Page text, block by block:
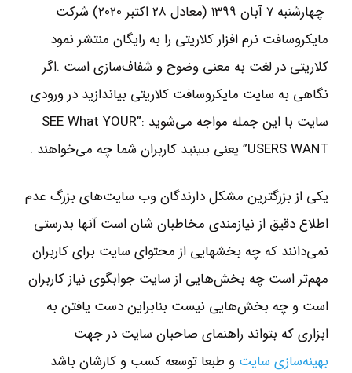
چهارشنبه 7 آبان 1399 (معادل 28 اكتبر 2020) شركت
مايكروسافت نرم افزار كلاريتي را به رايگان منتشر نمود
كلاريتي در لغت به معني وضوح و شفاف‌سازي است .اگر
نگاهي به سايت مايكروسافت كلاريتي بياندازيد در ورودي
سايت با اين جمله مواجه مي‌شويد :”SEE What YOUR
USERS WANT” يعني ببينيد كاربران شما چه مي‌خواهند .
يكي از بزرگترين مشكل دارندگان وب سايت‌هاي بزرگ عدم
اطلاع دقيق از نيازمندي مخاطبان شان است آنها بدرستي
نمي‌دانند كه چه بخشهايي از محتواي سايت براي كاربران
مهم‌تر است چه بخش‌هايي از سايت جوابگوي نياز كاربران
است و چه بخش‌هايي نيست بنابراين دست يافتن به
ابزاري كه بتواند راهنماي صاحبان سايت در جهت
بهينه‌سازي سايت و طبعا توسعه كسب و كارشان باشد